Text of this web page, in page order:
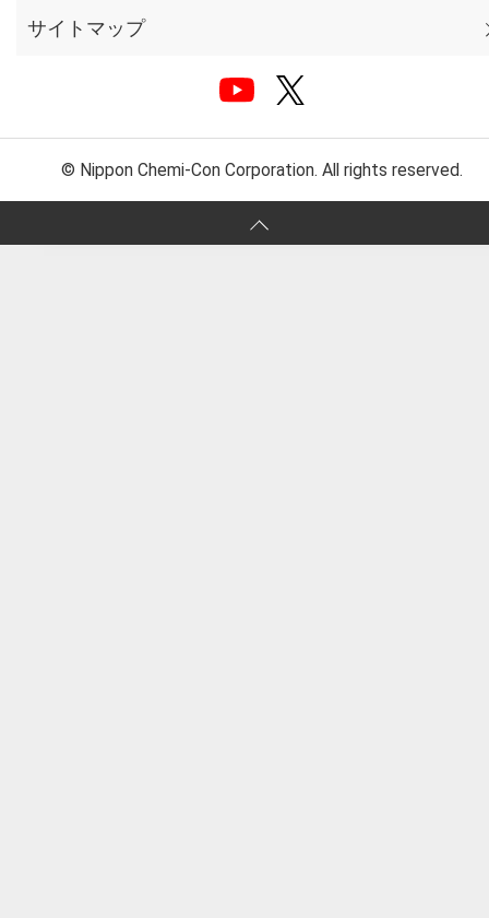
サイトマップ
© Nippon Chemi-Con Corporation. All rights reserved.